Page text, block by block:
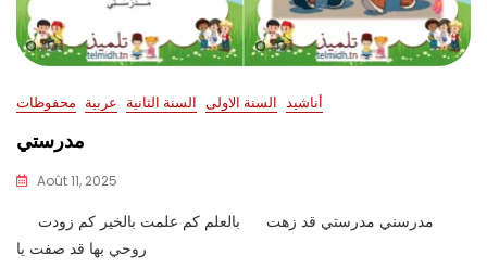
أناشيد السنة الاولى السنة الثانية عربية محفوظات
مدرستي
Août 11, 2025
مدرسني مدرستي قد زهت بالعلم كم علمت بالخير كم زودت
روحي بها قد صفت يا